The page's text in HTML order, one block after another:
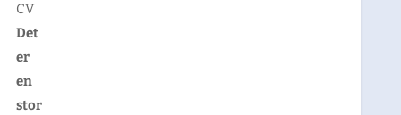
CV
Det
er
en
stor